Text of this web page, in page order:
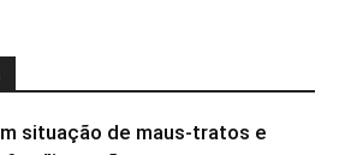
situação de maus-tratos e